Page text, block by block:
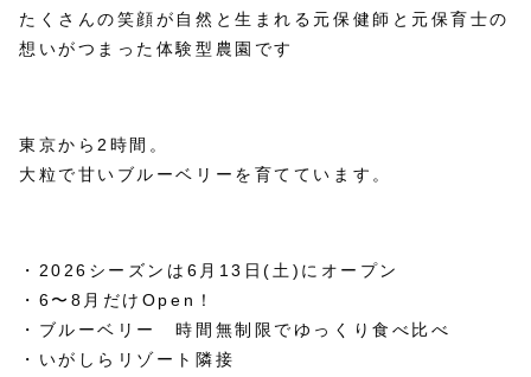
たくさんの笑顔が自然と生まれる元保健師と元保育士の
想いがつまった体験型農園です
東京から2時間。
大粒で甘いブルーベリーを育てています。
・2026シーズンは6月13日(土)にオープン
・6〜8月だけOpen！
・ブルーベリー 時間無制限でゆっくり食べ比べ
・いがしらリゾート隣接